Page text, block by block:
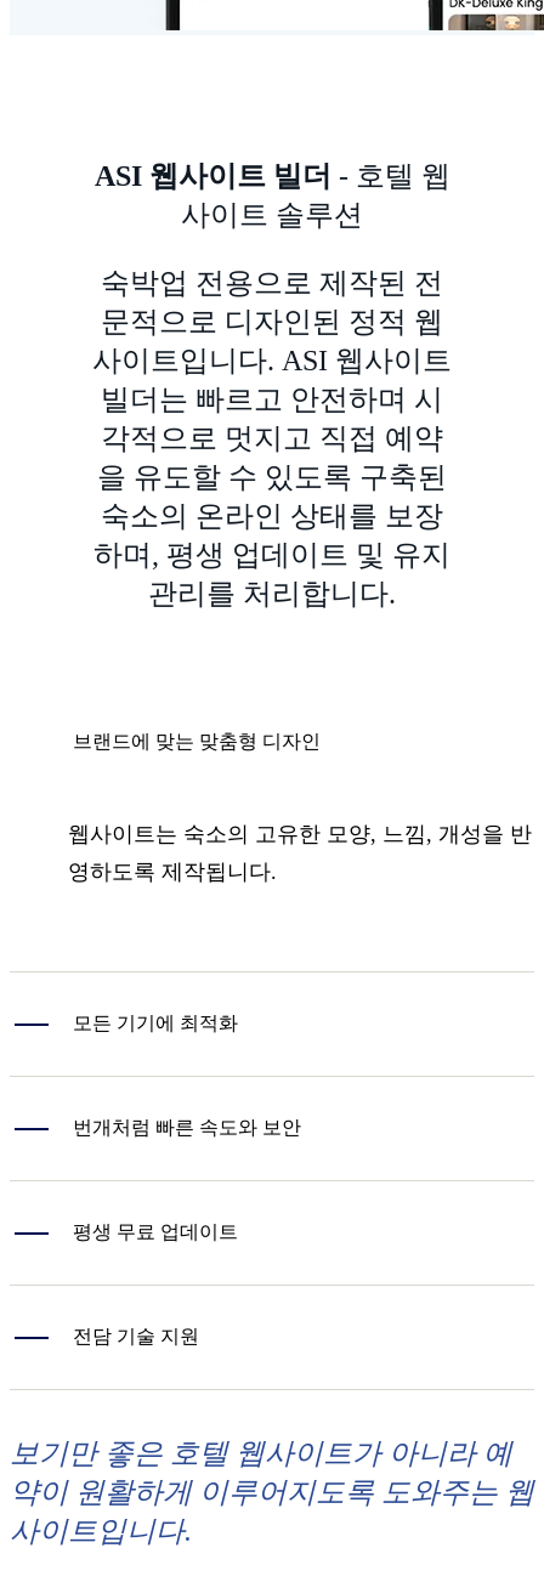
ASI 웹사이트 빌더 - 호텔 웹
사이트 솔루션
숙박업 전용으로 제작된 전
문적으로 디자인된 정적 웹
사이트입니다. ASI 웹사이트
빌더는 빠르고 안전하며 시
각적으로 멋지고 직접 예약
을 유도할 수 있도록 구축된
숙소의 온라인 상태를 보장
하며, 평생 업데이트 및 유지
관리를 처리합니다.
브랜드에 맞는 맞춤형 디자인
웹사이트는 숙소의 고유한 모양, 느낌, 개성을 반
영하도록 제작됩니다.
모든 기기에 최적화
번개처럼 빠른 속도와 보안
평생 무료 업데이트
전담 기술 지원
보기만 좋은 호텔 웹사이트가 아니라 예
약이 원활하게 이루어지도록 도와주는 웹
사이트입니다.